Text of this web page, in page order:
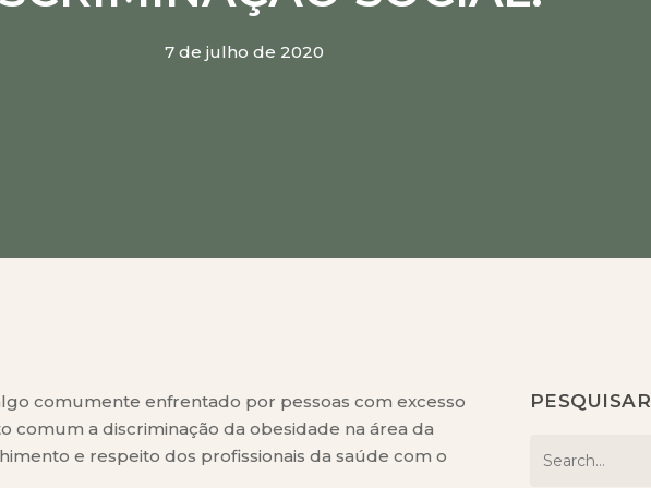
7 de julho de 2020
comumente enfrentado por pessoas com excesso
comum a discriminação da obesidade na área da
e respeito dos profissionais da saúde com o
PESQUISAR
Leandro Medeiros